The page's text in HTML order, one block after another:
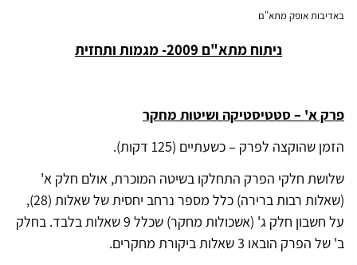
באדיבות אופק מתא"ם
ניתוח מתא"ם 2009- מגמות ותחזית
פרק א' – סטטיסטיקה ושיטות מחקר
הזמן שהוקצה לפרק – כשעתיים (125 דקות).
שלושת חלקי הפרק התחלקו בשיטה המוכרת, אולם חלק א'
(שאלות רבות ברירה) כלל מספר נרחב יחסית של שאלות (28),
על חשבון חלק ג' (אשכולות מחקר) שכלל 9 שאלות בלבד. בחלק
ב' של הפרק הובאו 3 שאלות ביקורת מחקרים.